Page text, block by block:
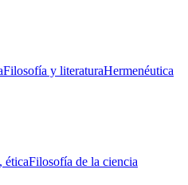
Filosofía y literaturaHermenéutica
éticaFilosofía de la ciencia